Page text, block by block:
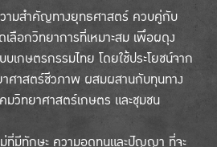
ามสำคัญทางยุทธศาสตร์ ควบคู่กับ
ลือกวิทยาการที่เหมาะสม เพื่อผดุง
เกษตรกรรมไทย โดยใช้ประโยชน์จาก
ศาสตร์ชีวภาพ ผสมผสานกับทุนทาง
วิทยาศาสตร์เกษตร และชุมชน
ที่มีทักษะ ความอดทนและปัญญา ที่จะ